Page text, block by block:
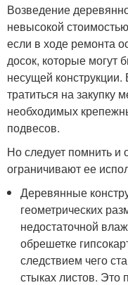
Возведение
невысокой
если в ходе ремонта
досок, которые могут
несущей конструкции.
тратиться на закупку
необходимых
подвесов.
Но следует помнить и
ограничивают ее
Деревянные
геометрических
недостаточной
обрешетке
следствием чего
стыках листов. Это